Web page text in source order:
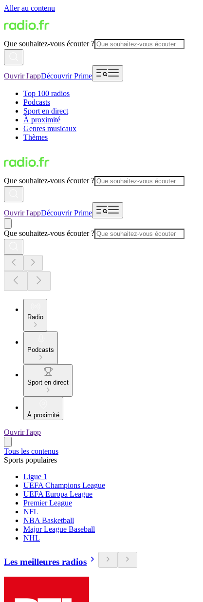
Aller au contenu
Que souhaitez-vous écouter ?
Ouvrir l'appDécouvrir Prime
Top 100 radios
Podcasts
Sport en direct
À proximité
Genres musicaux
Thèmes
Que souhaitez-vous écouter ?
Ouvrir l'appDécouvrir Prime
Que souhaitez-vous écouter ?
Radio
Podcasts
Sport en direct
À proximité
Ouvrir l'app
Tous les contenus
Sports populaires
Ligue 1
UEFA Champions League
UEFA Europa League
Premier League
NFL
NBA Basketball
Major League Baseball
NHL
Les meilleures radios